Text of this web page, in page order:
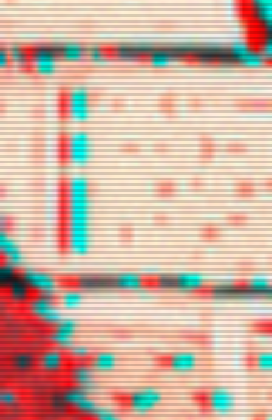
iwearyourl
ove
kekahi lecwisp
lilacrafit loeynely luvies
marsvit mercurioz namgloo
namicchin s2lock shinous
snowelle swturne telefany